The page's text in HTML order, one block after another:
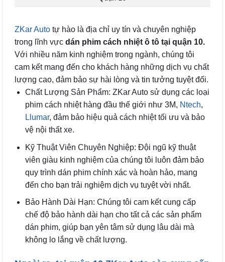
ZKar Auto tự hào là địa chỉ uy tín và chuyên nghiệp
trong lĩnh vực dán phim cách nhiệt ô tô tại quận 10.
Với nhiều năm kinh nghiệm trong ngành, chúng tôi
cam kết mang đến cho khách hàng những dịch vụ chất
lượng cao, đảm bảo sự hài lòng và tin tưởng tuyệt đối.
Chất Lượng Sản Phẩm: ZKar Auto sử dụng các loại
phim cách nhiệt hàng đầu thế giới như 3M, Ntech,
Llumar, đảm bảo hiệu quả cách nhiệt tối ưu và bảo
vệ nội thất xe.
Kỹ Thuật Viên Chuyên Nghiệp: Đội ngũ kỹ thuật
viên giàu kinh nghiệm của chúng tôi luôn đảm bảo
quy trình dán phim chính xác và hoàn hảo, mang
đến cho bạn trải nghiệm dịch vụ tuyệt vời nhất.
Bảo Hành Dài Hạn: Chúng tôi cam kết cung cấp
chế độ bảo hành dài hạn cho tất cả các sản phẩm
dán phim, giúp bạn yên tâm sử dụng lâu dài mà
không lo lắng về chất lượng.